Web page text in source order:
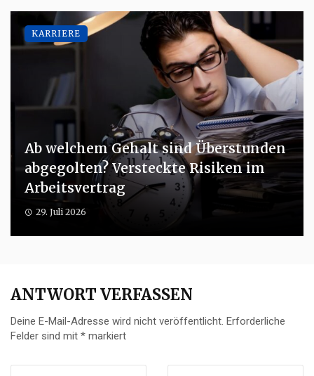
Ab welchem Gehalt sind Überstunden
abgegolten? Versteckte Risiken im
Arbeitsvertrag
29. Juli 2026
KARRIERE
ANTWORT VERFASSEN
Deine E-Mail-Adresse wird nicht veröffentlicht. Erforderliche
Felder sind mit * markiert